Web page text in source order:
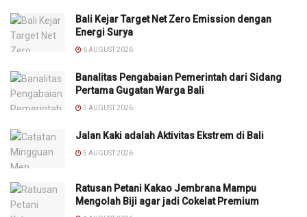
Bali Kejar Target Net Zero Emission dengan
Energi Surya
6 AUGUST 2026
Banalitas Pengabaian Pemerintah dari Sidang
Pertama Gugatan Warga Bali
5 AUGUST 2026
Jalan Kaki adalah Aktivitas Ekstrem di Bali
5 AUGUST 2026
Ratusan Petani Kakao Jembrana Mampu
Mengolah Biji agar jadi Cokelat Premium